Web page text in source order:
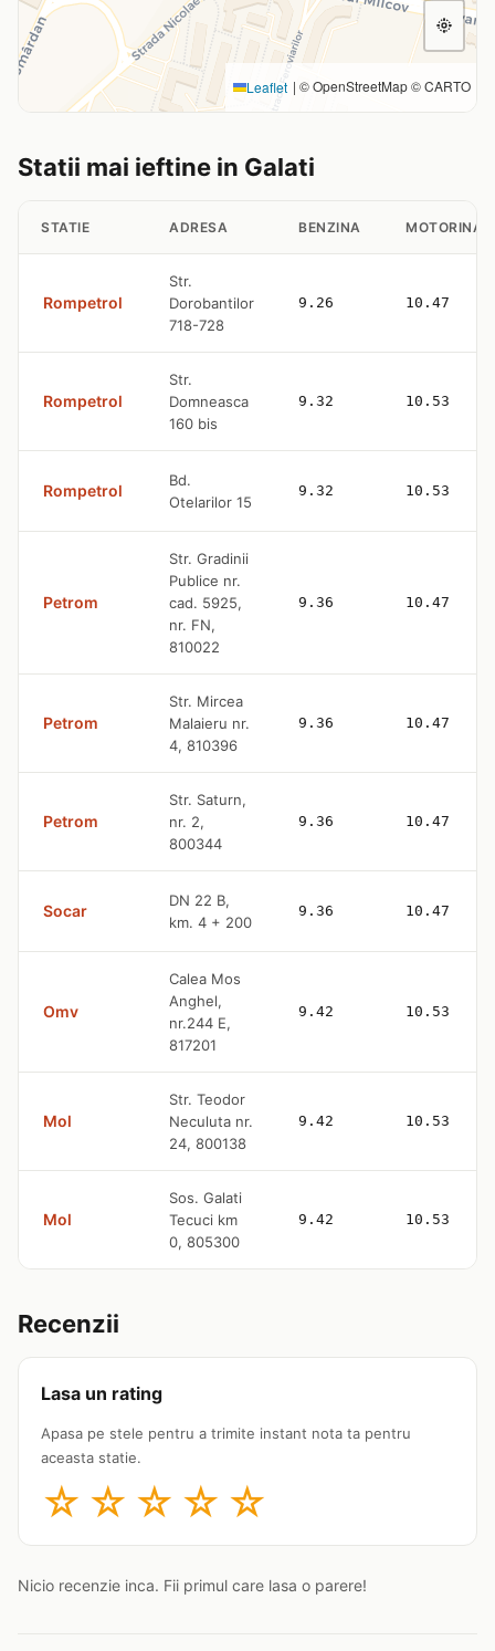
Leaflet | © OpenStreetMap © CARTO
Statii mai ieftine in Galati
STATIE ADRESA BENZINA MOTORINA
Rompetrol
Str.
Dorobantilor
718-728
9.26 10.47
Rompetrol
Str.
Domneasca
160 bis
9.32 10.53
Rompetrol
Bd.
Otelarilor 15
9.32 10.53
Petrom
Str. Gradinii
Publice nr.
cad. 5925,
nr. FN,
810022
9.36 10.47
Petrom
Str. Mircea
Malaieru nr.
4, 810396
9.36 10.47
Petrom
Str. Saturn,
nr. 2,
800344
9.36 10.47
Socar
DN 22 B,
km. 4 + 200
9.36 10.47
Omv
Calea Mos
Anghel,
nr.244 E,
817201
9.42 10.53
Mol
Str. Teodor
Neculuta nr.
24, 800138
9.42 10.53
Mol
Sos. Galati
Tecuci km
0, 805300
9.42 10.53
Recenzii
Lasa un rating
Apasa pe stele pentru a trimite instant nota ta pentru
aceasta statie.
☆ ☆ ☆ ☆ ☆
Nicio recenzie inca. Fii primul care lasa o parere!